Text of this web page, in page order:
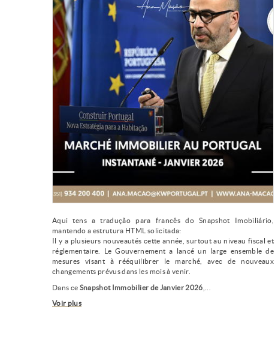
Aqui tens a tradução para francês do Snapshot Imobiliário,
mantendo a estrutura HTML solicitada:
Il y a plusieurs nouveautés cette année, surtout au niveau fiscal et
réglementaire. Le Gouvernement a lancé un large ensemble de
mesures visant à rééquilibrer le marché, avec de nouveaux
changements prévus dans les mois à venir.
Dans ce Snapshot Immobilier de Janvier 2026
Voir plus